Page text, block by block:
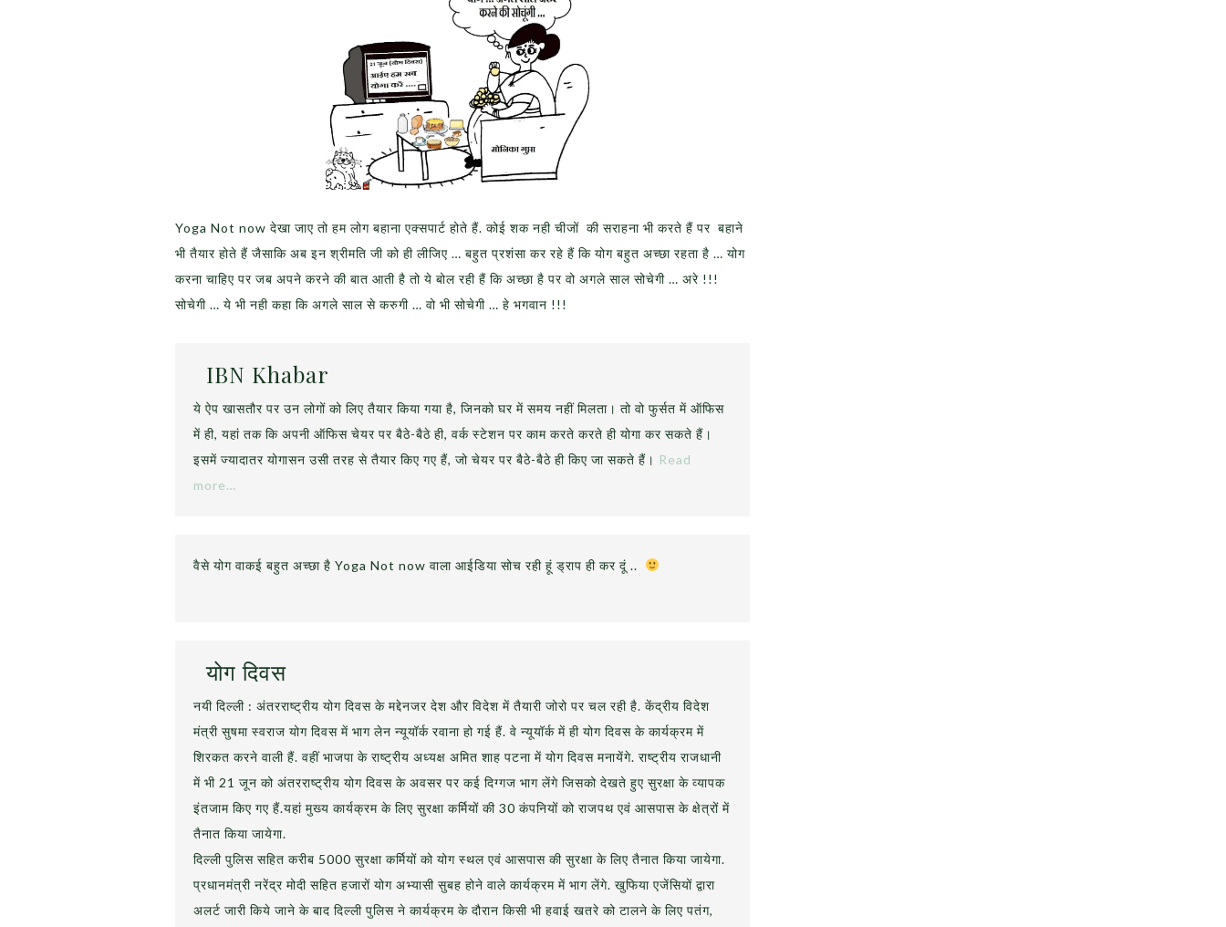
Yoga Not now देखा जाए तो हम लोग बहाना एक्सपार्ट होते हैं. कोई शक नही चीजों की सराहना भी करते हैं पर बहाने
भी तैयार होते हैं जैसाकि अब इन श्रीमति जी को ही लीजिए … बहुत प्रशंसा कर रहे हैं कि योग बहुत अच्छा रहता है … योग
करना चाहिए पर जब अपने करने की बात आती है तो ये बोल रही हैं कि अच्छा है पर वो अगले साल सोचेगी … अरे !!!
सोचेगी … ये भी नही कहा कि अगले साल से करुगी … वो भी सोचेगी … हे भगवान !!!
IBN Khabar
ये ऐप खासतौर पर उन लोगों को लिए तैयार किया गया है, जिनको घर में समय नहीं मिलता। तो वो फुर्सत में ऑफिस
में ही, यहां तक कि अपनी ऑफिस चेयर पर बैठे-बैठे ही, वर्क स्टेशन पर काम करते करते ही योगा कर सकते हैं।
इसमें ज्यादातर योगासन उसी तरह से तैयार किए गए हैं, जो चेयर पर बैठे-बैठे ही किए जा सकते हैं। Read
more…
वैसे योग वाकई बहुत अच्छा है Yoga Not now वाला आईडिया सोच रही हूं ड्राप ही कर दूं ..
योग दिवस
नयी दिल्ली : अंतरराष्‍ट्रीय योग दिवस के मद्देनजर देश और विदेश में तैयारी जोरो पर चल रही है. केंद्रीय विदेश
मंत्री सुषमा स्वराज योग दिवस में भाग लेन न्यूयॉर्क रवाना हो गई हैं. वे न्यूयॉर्क में ही योग दिवस के कार्यक्रम में
शिरकत करने वाली हैं. वहीं भाजपा के राष्‍ट्रीय अध्‍यक्ष अमित शाह पटना में योग दिवस मनायेंगे. राष्ट्रीय राजधानी
में भी 21 जून को अंतरराष्ट्रीय योग दिवस के अवसर पर कई दिग्गज भाग लेंगे जिसको देखते हुए सुरक्षा के व्यापक
इंतजाम किए गए हैं.यहां मुख्य कार्यक्रम के लिए सुरक्षा कर्मियों की 30 कंपनियों को राजपथ एवं आसपास के क्षेत्रों में
तैनात किया जायेगा.
दिल्ली पुलिस सहित करीब 5000 सुरक्षा कर्मियों को योग स्थल एवं आसपास की सुरक्षा के लिए तैनात किया जायेगा.
प्रधानमंत्री नरेंद्र मोदी सहित हजारों योग अभ्यासी सुबह होने वाले कार्यक्रम में भाग लेंगे. खुफिया एजेंसियों द्वारा
अलर्ट जारी किये जाने के बाद दिल्ली पुलिस ने कार्यक्रम के दौरान किसी भी हवाई खतरे को टालने के लिए पतंग,